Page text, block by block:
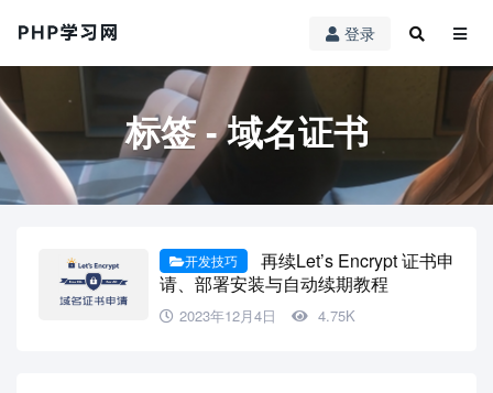
登录
标签 - 域名证书
开发技巧
再续Let’s Encrypt 证书申
请、部署安装与自动续期教程
2023年12月4日 4.75K